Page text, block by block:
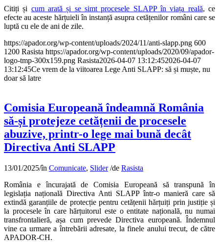
Citiți și cum arată și se simt procesele SLAPP în viața reală, ce
efecte au aceste hărțuieli în instanță asupra cetățenilor români care se
luptă cu ele de ani de zile.
https://apador.org/wp-content/uploads/2024/11/anti-slapp.png 600
1200 Rasista https://apador.org/wp-content/uploads/2020/09/apador-
logo-tmp-300x159.png Rasista2026-04-07 13:12:452026-04-07
13:12:45Ce vrem de la viitoarea Lege Anti SLAPP: să și muște, nu
doar să latre
Comisia Europeană îndeamnă România
să-și protejeze cetățenii de procesele
abuzive, printr-o lege mai bună decât
Directiva Anti SLAPP
13/01/2025/în Comunicate, Slider /de Rasista
România e încurajată de Comisia Europeană să transpună în
legislația națională Directiva Anti SLAPP într-o manieră care să
extindă garanțiile de protecție pentru cetățenii hărțuiți prin justiție și
la procesele în care hărțuitorul este o entitate națională, nu numai
transfrontalieră, așa cum prevede Directiva europeană. Îndemnul
vine ca urmare a întrebării adresate, la finele anului trecut, de către
APADOR-CH.